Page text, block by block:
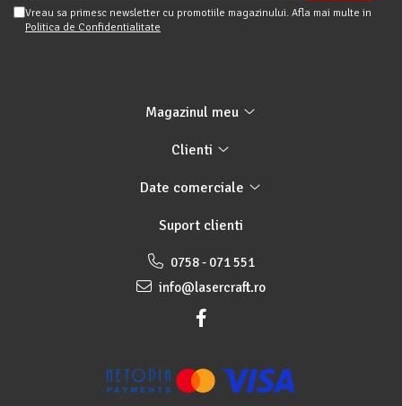
Vreau sa primesc newsletter cu promotiile magazinului. Afla mai multe in
Politica de Confidentialitate
Magazinul meu
Clienti
Date comerciale
Suport clienti
0758 - 071 551
info@lasercraft.ro